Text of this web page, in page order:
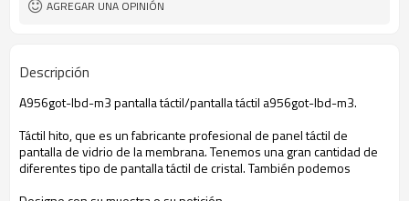
AGREGAR UNA OPINIÓN
Descripción
A956got-lbd-m3 pantalla táctil/pantalla táctil a956got-lbd-m3.
Táctil hito, que es un fabricante profesional de panel táctil de
pantalla de vidrio de la membrana. Tenemos una gran cantidad de
diferentes tipo de pantalla táctil de cristal. También podemos